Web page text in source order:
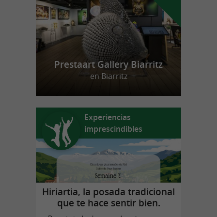
Prestaart Gallery Biarritz
en Biarritz
Experiencias
imprescindibles
Hiriartia, la posada tradicional
que te hace sentir bien.